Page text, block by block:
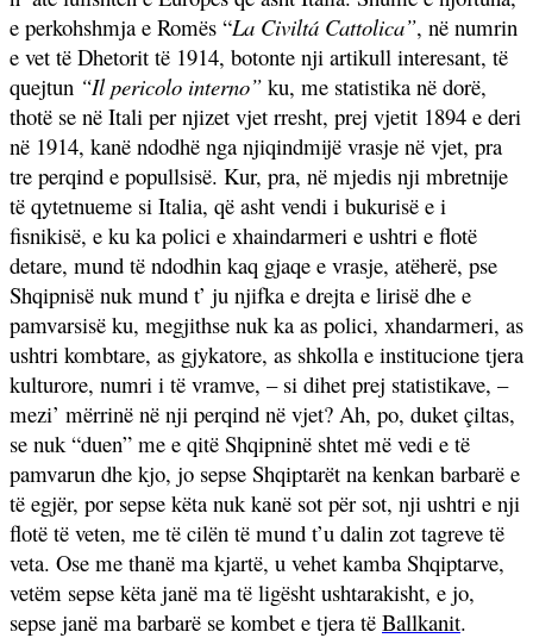
e perkohshmja e Romës “La Civiltá Cattolica”, në numrin
e vet të Dhetorit të 1914, botonte nji artikull interesant, të
quejtun “Il pericolo interno” ku, me statistika në dorë,
thotë se në Itali per njizet vjet rresht, prej vjetit 1894 e deri
në 1914, kanë ndodhë nga njiqindmijë vrasje në vjet, pra
tre perqind e popullsisë. Kur, pra, në mjedis nji mbretnije
të qytetnueme si Italia, që asht vendi i bukurisë e i
fisnikisë, e ku ka polici e xhaindarmeri e ushtri e flotë
detare, mund të ndodhin kaq gjaqe e vrasje, atëherë, pse
Shqipnisë nuk mund t’ ju njifka e drejta e lirisë dhe e
pamvarsisë ku, megjithse nuk ka as polici, xhandarmeri, as
ushtri kombtare, as gjykatore, as shkolla e institucione tjera
kulturore, numri i të vramve, – si dihet prej statistikave, –
mezi’ mërrinë në nji perqind në vjet? Ah, po, duket çiltas,
se nuk “duen” me e qitë Shqipninë shtet më vedi e të
pamvarun dhe kjo, jo sepse Shqiptarët na kenkan barbarë e
të egjër, por sepse këta nuk kanë sot për sot, nji ushtri e nji
flotë të veten, me të cilën të mund t’u dalin zot tagreve të
veta. Ose me thanë ma kjartë, u vehet kamba Shqiptarve,
vetëm sepse këta janë ma të ligësht ushtarakisht, e jo,
sepse janë ma barbarë se kombet e tjera të Ballkanit.